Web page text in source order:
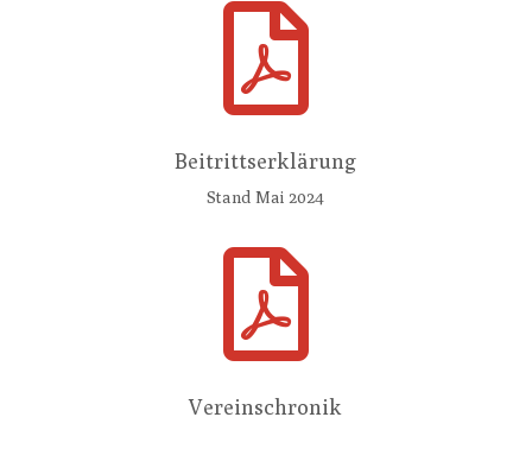

Beitrittserklärung
Stand Mai 2024

Vereinschronik